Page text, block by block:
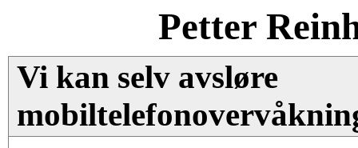
Petter
Vi kan selv avsløre